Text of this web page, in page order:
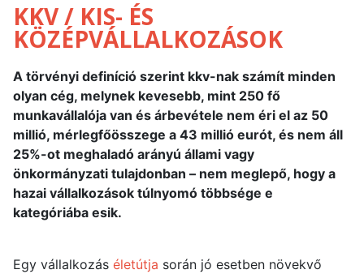
KKV / KIS- ÉS
KÖZÉPVÁLLALKOZÁSOK
A törvényi definíció szerint kkv-nak számít minden
olyan cég, melynek kevesebb, mint 250 fő
munkavállalója van és árbevétele nem éri el az 50
millió, mérlegfőösszege a 43 millió eurót, és nem áll
25%-ot meghaladó arányú állami vagy
önkormányzati tulajdonban – nem meglepő, hogy a
hazai vállalkozások túlnyomó többsége e
kategóriába esik.
Egy vállalkozás életútja során jó esetben növekvő